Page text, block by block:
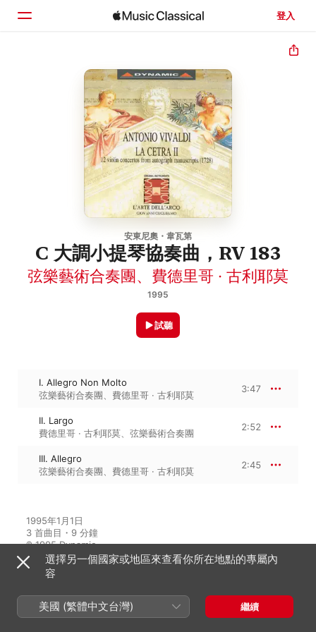
登入
安東尼奧・韋瓦第
C 大調小提琴協奏曲，RV 183
弦樂藝術合奏團、 費德里哥 · 古利耶莫
1995
試聽
I. Allegro Non Molto
弦樂藝術合奏團
費德里哥 · 古利耶莫
3:47
II. Largo
費德里哥 · 古利耶莫
弦樂藝術合奏團
2:52
III. Allegro
弦樂藝術合奏團
費德里哥 · 古利耶莫
2:45
1995年1月1日
3 首曲目・9 分鐘
℗ 1995 Dynamic
來自專輯
選擇另一個國家或地區來查看你所在地點的專屬內
容
美國 (繁體中文台灣) 繼續